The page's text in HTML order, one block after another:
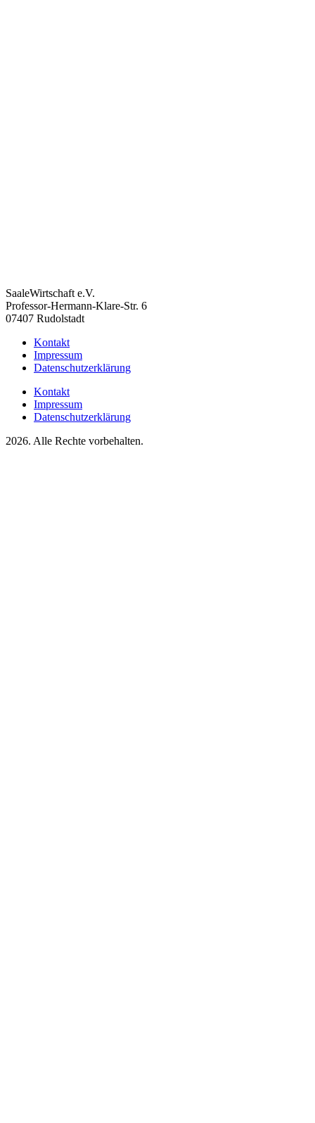
SaaleWirtschaft e.V.
Professor-Hermann-Klare-Str. 6
07407 Rudolstadt
Kontakt
Impressum
Datenschutzerklärung
Kontakt
Impressum
Datenschutzerklärung
2026. Alle Rechte vorbehalten.